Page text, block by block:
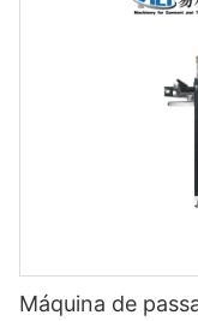
Máquina de